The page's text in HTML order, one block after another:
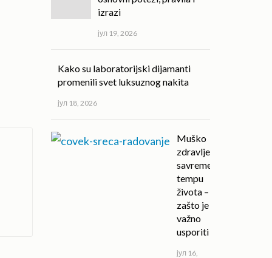
izrazi
јул 19, 2026
Kako su laboratorijski dijamanti
promenili svet luksuznog nakita
јул 18, 2026
Muško
zdravlje u
savremenom
tempu
života –
zašto je
važno
usporiti
јул 16,